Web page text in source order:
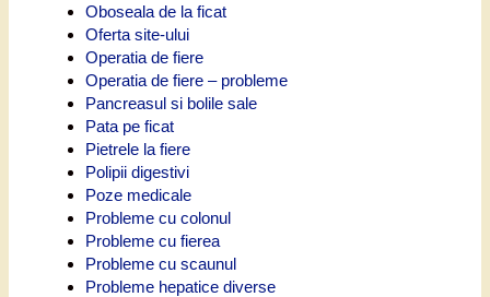
Oboseala de la ficat
Oferta site-ului
Operatia de fiere
Operatia de fiere – probleme
Pancreasul si bolile sale
Pata pe ficat
Pietrele la fiere
Polipii digestivi
Poze medicale
Probleme cu colonul
Probleme cu fierea
Probleme cu scaunul
Probleme hepatice diverse